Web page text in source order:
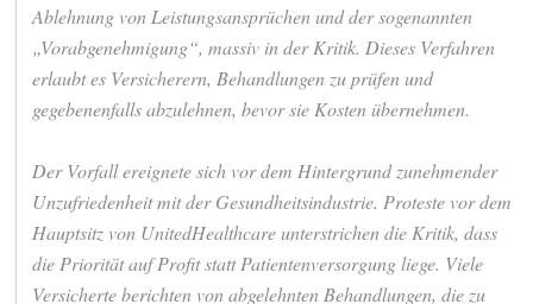
Ablehnung von Leistungsansprüchen und der sogenannten
„Vorabgenehmigung“, massiv in der Kritik. Dieses Verfahren
erlaubt es Versicherern, Behandlungen zu prüfen und
gegebenenfalls abzulehnen, bevor sie Kosten übernehmen.
Der Vorfall ereignete sich vor dem Hintergrund zunehmender
Unzufriedenheit mit der Gesundheitsindustrie. Proteste vor dem
Hauptsitz von UnitedHealthcare unterstrichen die Kritik, dass
die Priorität auf Profit statt Patientenversorgung liege. Viele
Versicherte berichten von abgelehnten Behandlungen, die zu